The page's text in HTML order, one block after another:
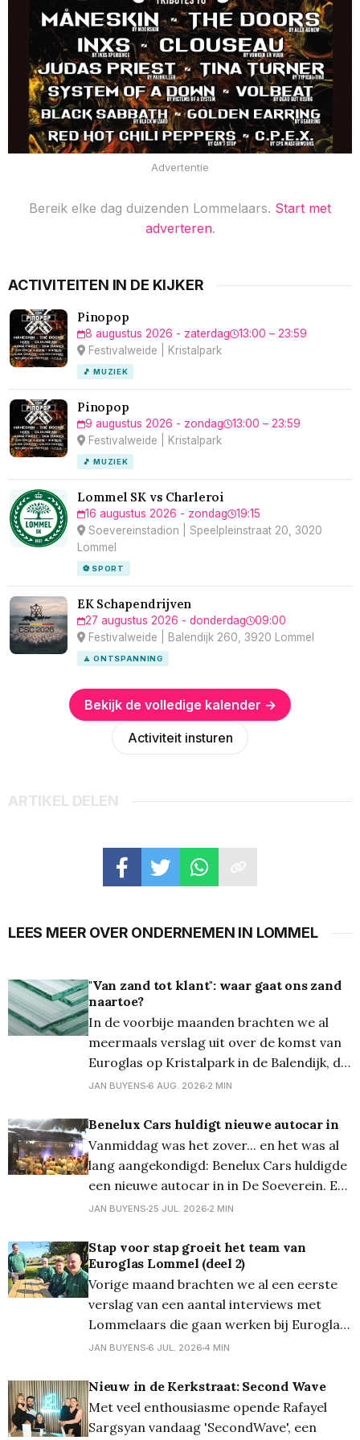
Advertentie
Bereik elke dag duizenden Lommelaars. Start met
adverteren.
ACTIVITEITEN IN DE KIJKER
Pinopop
8 augustus 2026 - zaterdag
13:00 – 23:59
Festivalweide | Kristalpark
🎵 MUZIEK
Pinopop
9 augustus 2026 - zondag
13:00 – 23:59
Festivalweide | Kristalpark
🎵 MUZIEK
Lommel SK vs Charleroi
16 augustus 2026 - zondag
19:15
Soevereinstadion | Speelpleinstraat 20, 3020
Lommel
⚽ SPORT
EK Schapendrijven
27 augustus 2026 - donderdag
09:00
Festivalweide | Balendijk 260, 3920 Lommel
🧘 ONTSPANNING
Bekijk de volledige kalender →
Activiteit insturen
ARTIKEL DELEN
LEES MEER OVER ONDERNEMEN IN LOMMEL
"Van zand tot klant": waar gaat ons zand
naartoe?
In de voorbije maanden brachten we al
meermaals verslag uit over de komst van
Euroglas op Kristalpark in de Balendijk, de
nieuwste glasfabriek in Lommel. Deze
toepassingen van glas en stellen we ons
de vraag: "Waar gaat ons Lommel zand
naartoe?"
JAN BUYENS 6 AUG. 2026 2 MIN
Benelux Cars huldigt nieuwe autocar in
Vanmiddag was het zover... en het was al
lang aangekondigd: Benelux Cars huldigde
een nieuwe autocar in in De Soeverein. En
dat gebeurde in stijl, met veel volk én in
Met deze nieuwe luxe autocar wilt de
firma vooruitgaan, de toekomst
tegemoet, met nog meer
JAN BUYENS 25 JUL. 2026 2 MIN
Stap voor stap groeit het team van
Euroglas Lommel (deel 2)
Vorige maand brachten we al een eerste
verslag van een aantal interviews met
Lommelaars die gaan werken bij Euroglas
op de Balendijk. Lees deze interviews er
nog eens drie van deze enthousiaste
werknemers aan het woord. Als derde in
de rij kwamen
JAN BUYENS 6 JUL. 2026 4 MIN
Nieuw in de Kerkstraat: Second Wave
Met veel enthousiasme opende Rafayel
Sargsyan vandaag 'SecondWave', een